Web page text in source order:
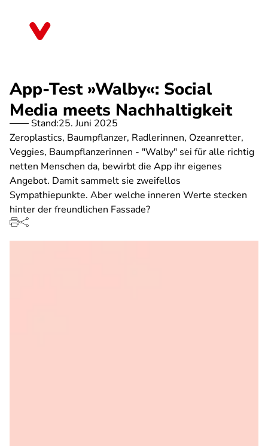
App-Test »Walby«: Social
Media meets Nachhaltigkeit
Stand:25. Juni 2025
Zeroplastics, Baumpflanzer, Radlerinnen, Ozeanretter,
Veggies, Baumpflanzerinnen - "Walby" sei für alle richtig
netten Menschen da, bewirbt die App ihr eigenes
Angebot. Damit sammelt sie zweifellos
Sympathiepunkte. Aber welche inneren Werte stecken
hinter der freundlichen Fassade?